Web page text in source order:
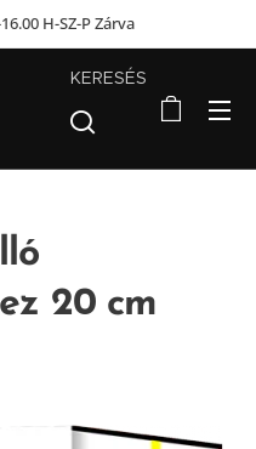
H-SZ-P Zárva
KERESÉS
20 cm